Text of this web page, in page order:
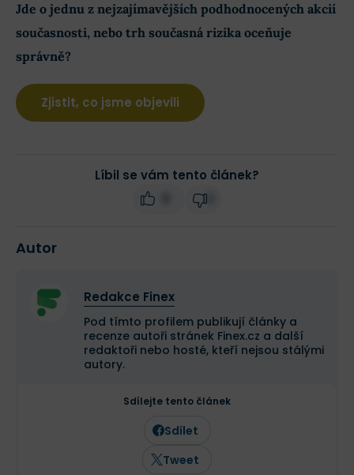
Jde o jednu z nejzajímavějších podhodnocených akcií
současnosti, nebo trh současná rizika oceňuje
správně?
Zjistit, co jsme objevili
Líbil se vám tento článek?
3
Autor
Redakce Finex
Pod tímto profilem publikují články a
recenze autoři stránek Finex.cz a další
redaktoři nebo hosté, kteří nejsou stálými
autory.
Sdílejte tento článek
Sdílet
Tweet